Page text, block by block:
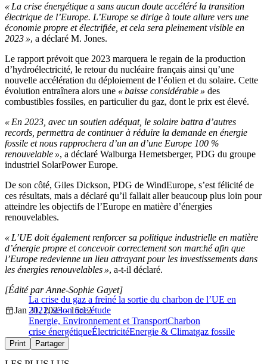
« La crise énergétique a sans aucun doute accéléré la transition
électrique de l’Europe. L’Europe se dirige à toute allure vers une
économie propre et électrifiée, et cela sera pleinement visible en
2023 », a déclaré M. Jones.
Le rapport prévoit que 2023 marquera le regain de la production
d’hydroélectricité, le retour du nucléaire français ainsi qu’une
nouvelle accélération du déploiement de l’éolien et du solaire. Cette
évolution entraînera alors une « baisse considérable » des
combustibles fossiles, en particulier du gaz, dont le prix est élevé.
« En 2023, avec un soutien adéquat, le solaire battra d’autres
records, permettra de continuer à réduire la demande en énergie
fossile et nous rapprochera d’un an d’une Europe 100 %
renouvelable », a déclaré Walburga Hemetsberger, PDG du groupe
industriel SolarPower Europe.
De son côté, Giles Dickson, PDG de WindEurope, s’est félicité de
ces résultats, mais a déclaré qu’il fallait aller beaucoup plus loin pour
atteindre les objectifs de l’Europe en matière d’énergies
renouvelables.
« L’UE doit également renforcer sa politique industrielle en matière
d’énergie propre et concevoir correctement son marché afin que
l’Europe redevienne un lieu attrayant pour les investissements dans
les énergies renouvelables », a-t-il déclaré.
La crise du gaz a freiné la sortie du charbon de l’UE en
2021, selon une étude
[Édité par Anne-Sophie Gayet]
Jan 31, 2023 - 15:12
Energie, Environnement et TransportCharbon
crise énergétiqueÉlectricitéEnergie & Climatgaz fossile
Print Partager